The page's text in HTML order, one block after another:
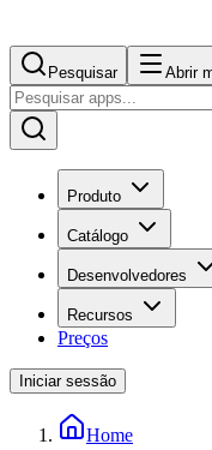
Pesquisar Abrir
Produto
Catálogo
Desenvolvedores
Recursos
Preços
Iniciar sessão
Home